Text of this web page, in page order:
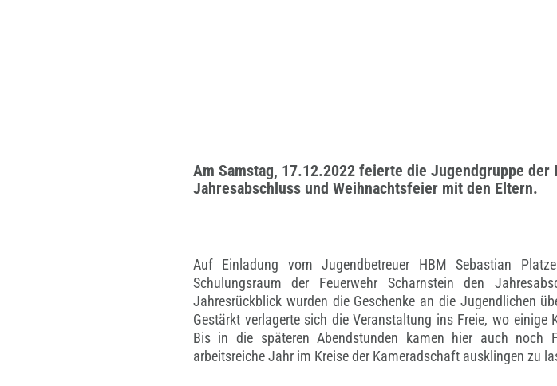
Am Samstag, 17.12.2022 feierte die Jugendgruppe
Jahresabschluss und Weihnachtsfeier mit den Eltern.
Auf Einladung vom Jugendbetreuer HBM Sebastian
Schulungsraum der Feuerwehr Scharnstein den
Jahresrückblick wurden die Geschenke an die Jugendlichen
Gestärkt verlagerte sich die Veranstaltung ins Freie, wo
Bis in die späteren Abendstunden kamen hier auch noch
arbeitsreiche Jahr im Kreise der Kameradschaft ausklingen zu